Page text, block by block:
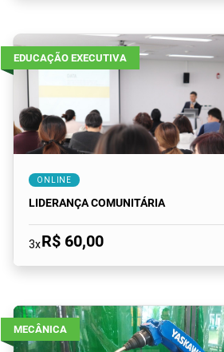
EDUCAÇÃO EXECUTIVA
ONLINE
LIDERANÇA COMUNITÁRIA
3xR$ 60,00
MECÂNICA